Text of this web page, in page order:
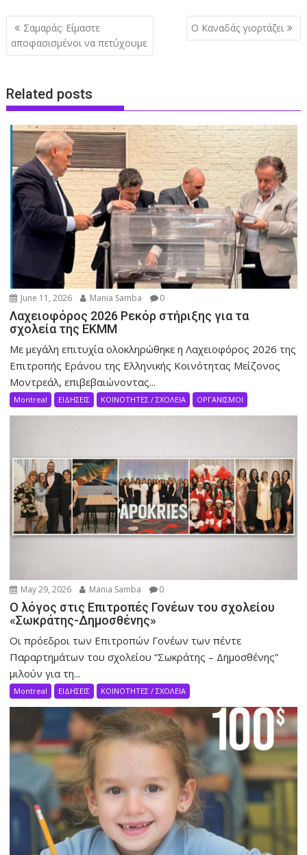
Post
navigation
Σαμαράς: Είμαστε
αποφασισμένοι να πετύχουμε
Ο Καναδάς γιορτάζει
Related posts
June 11, 2026 Mania Samba 0
Λαχειοφόρος 2026 Ρεκόρ στήριξης για τα
σχολεία της ΕΚΜΜ
Με μεγάλη επιτυχία ολοκληρώθηκε η Λαχειοφόρος 2026 της
Επιτροπής Εράνου της Ελληνικής Κοινότητας Μείζονος
Μοντρεάλ, επιβεβαιώνοντας...
Montreal ΕΙΔΗΣΕΙΣ ΚΟΙΝΟΤΗΤΕΣ / ΣΧΟΛΕΙΑ ΟΡΓΑΝΙΣΜΟΙ
May 29, 2026 Mania Samba 0
Ο λόγος στις Επιτροπές Γονέων του σχολείου
«Σωκράτης-Δημοσθένης»
Οι πρόεδροι των Επιτροπών Γονέων των πέντε
Παραρτημάτων του σχολείου “Σωκράτης – Δημοσθένης”
μιλούν για τη...
Montreal ΕΙΔΗΣΕΙΣ ΚΟΙΝΟΤΗΤΕΣ / ΣΧΟΛΕΙΑ